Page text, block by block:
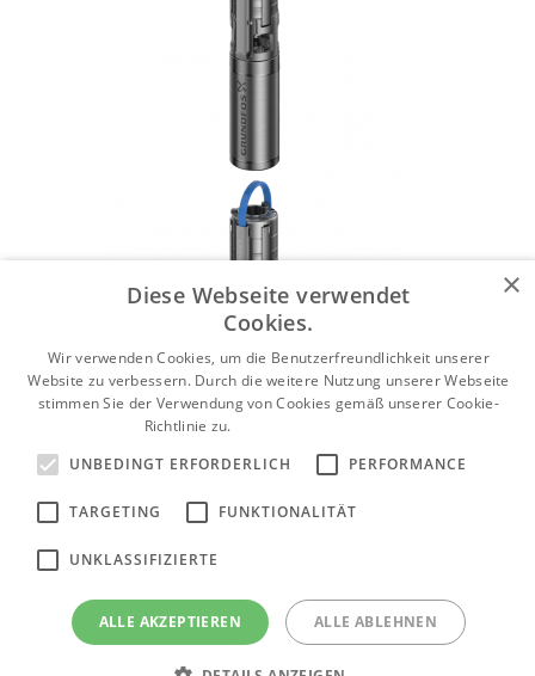
Produktkategorie anzeigen
Grundfos Abwasserpumpen SEV
×
Diese Webseite verwendet
Cookies.
Wir verwenden Cookies, um die Benutzerfreundlichkeit unserer
Website zu verbessern. Durch die weitere Nutzung unserer Webseite
stimmen Sie der Verwendung von Cookies gemäß unserer Cookie-
Richtlinie zu.
UNBEDINGT ERFORDERLICH
PERFORMANCE
TARGETING FUNKTIONALITÄT
UNKLASSIFIZIERTE
ALLE AKZEPTIEREN ALLE ABLEHNEN